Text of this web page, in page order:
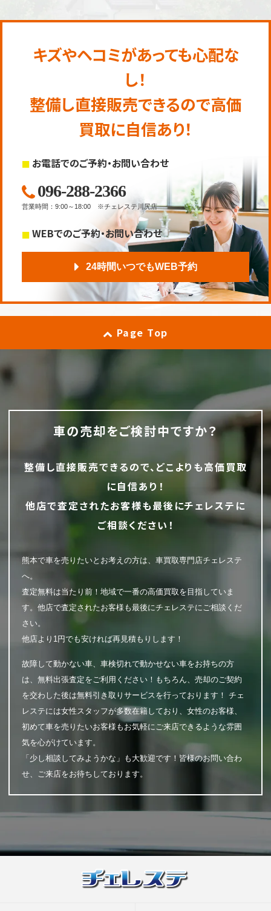
キズやヘコミがあっても心配な
し！
整備し直接販売できるので高価
買取に自信あり！
お電話でのご予約・お問い合わせ
096-288-2366
営業時間 ： 9:00～18:00 ※チェレステ川尻店
WEBでのご予約・お問い合わせ
24時間いつでもWEB予約
Page Top
車の売却をご検討中ですか？
整備し直接販売できるので、どこよりも高価買取
に自信あり！
他店で査定されたお客様も最後にチェレステに
ご相談ください！
熊本で車を売りたいとお考えの方は、車買取専門店チェレステ
へ。
査定無料は当たり前！地域で一番の高価買取を目指していま
す。他店で査定されたお客様も最後にチェレステにご相談くだ
さい。
他店より1円でも安ければ再見積もりします！
故障して動かない車、車検切れで動かせない車をお持ちの方
は、無料出張査定をご利用ください！もちろん、売却のご契約
を交わした後は無料引き取りサービスを行っております！ チェ
レステには女性スタッフが多数在籍しており、女性のお客様、
初めて車を売りたいお客様もお気軽にご来店できるような雰囲
気を心がけています。
「少し相談してみようかな」も大歓迎です！皆様のお問い合わ
せ、ご来店をお待ちしております。